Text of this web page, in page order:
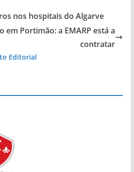
nos hospitais do Algarve
em Portimão: a EMARP está a
contratar
Editorial